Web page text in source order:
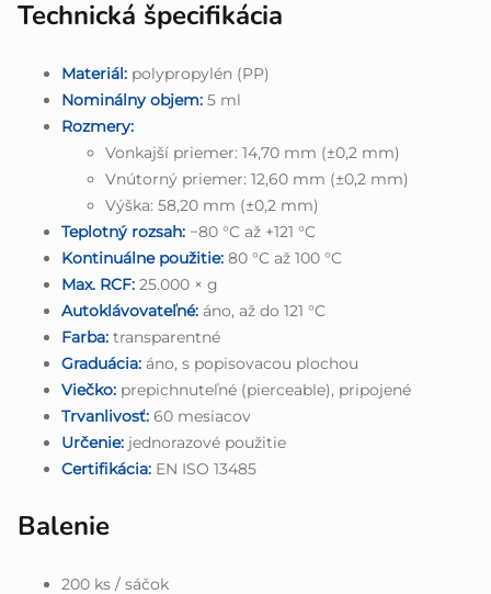
Technická špecifikácia
Materiál: polypropylén (PP)
Nominálny objem: 5 ml
Rozmery:
Vonkajší priemer: 14,70 mm (±0,2 mm)
Vnútorný priemer: 12,60 mm (±0,2 mm)
Výška: 58,20 mm (±0,2 mm)
Teplotný rozsah: −80 °C až +121 °C
Kontinuálne použitie: 80 °C až 100 °C
Max. RCF: 25.000 × g
Autoklávovateľné: áno, až do 121 °C
Farba: transparentné
Graduácia: áno, s popisovacou plochou
Viečko: prepichnuteľné (pierceable), pripojené
Trvanlivosť: 60 mesiacov
Určenie: jednorazové použitie
Certifikácia: EN ISO 13485
Balenie
200 ks / sáčok